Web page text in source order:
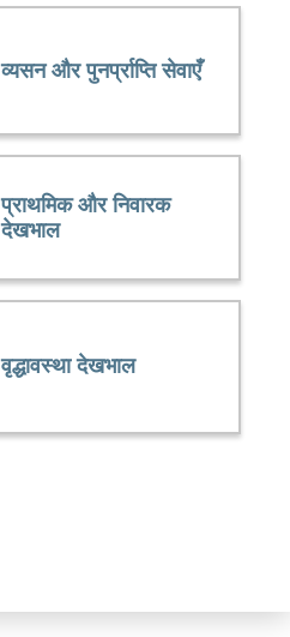
व्यसन और पुनर्प्राप्ति सेवाएँ
प्राथमिक और निवारक
देखभाल
वृद्धावस्था देखभाल